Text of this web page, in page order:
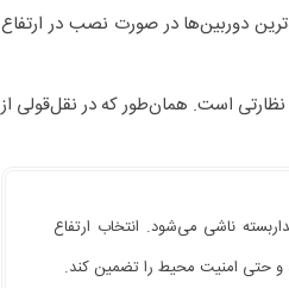
دوربین‌ها در صورت نصب در ارتفاع
است. همان‌طور که در نقل‌قولی از
ناشی می‌شود. انتخاب ارتفاع
و حتی امنیت محیط را تضمین کند.